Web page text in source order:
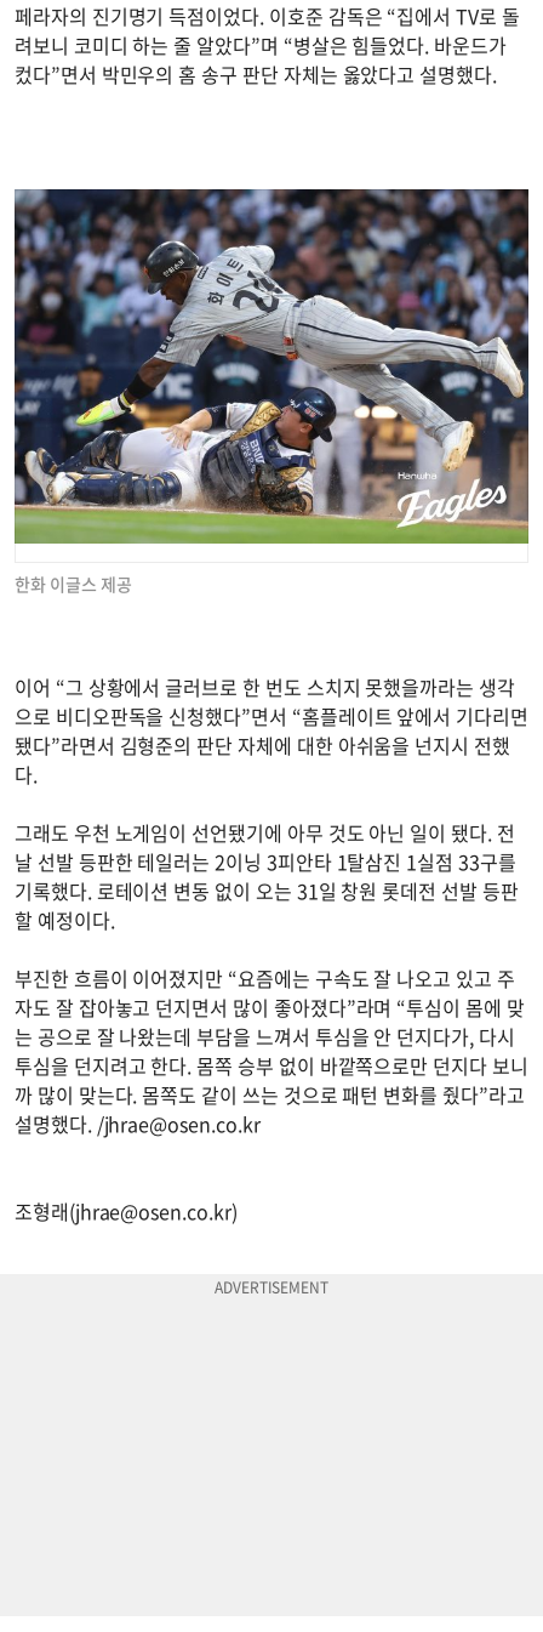
페라자의 진기명기 득점이었다. 이호준 감독은 “집에서 TV로 돌
려보니 코미디 하는 줄 알았다”며 “병살은 힘들었다. 바운드가
컸다”면서 박민우의 홈 송구 판단 자체는 옳았다고 설명했다.
한화 이글스 제공
이어 “그 상황에서 글러브로 한 번도 스치지 못했을까라는 생각
으로 비디오판독을 신청했다”면서 “홈플레이트 앞에서 기다리면
됐다”라면서 김형준의 판단 자체에 대한 아쉬움을 넌지시 전했
다.
그래도 우천 노게임이 선언됐기에 아무 것도 아닌 일이 됐다. 전
날 선발 등판한 테일러는 2이닝 3피안타 1탈삼진 1실점 33구를
기록했다. 로테이션 변동 없이 오는 31일 창원 롯데전 선발 등판
할 예정이다.
부진한 흐름이 이어졌지만 “요즘에는 구속도 잘 나오고 있고 주
자도 잘 잡아놓고 던지면서 많이 좋아졌다”라며 “투심이 몸에 맞
는 공으로 잘 나왔는데 부담을 느껴서 투심을 안 던지다가, 다시
투심을 던지려고 한다. 몸쪽 승부 없이 바깥쪽으로만 던지다 보니
까 많이 맞는다. 몸쪽도 같이 쓰는 것으로 패턴 변화를 줬다”라고
설명했다. /jhrae@osen.co.kr
조형래(jhrae@osen.co.kr)